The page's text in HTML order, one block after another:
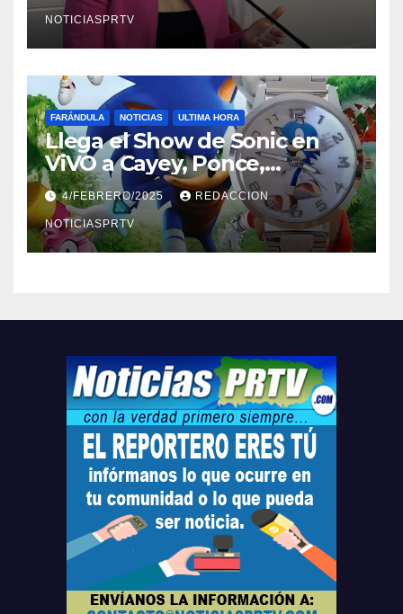
NOTICIASPRTV
FARÁNDULA NOTICIAS ULTIMA HORA
Llega el Show de Sonic en
ViVO a Cayey, Ponce,
Barceloneta y Humacao,
Relojes gratis para el que
compre ahora….
4/FEBRERO/2025 REDACCION
NOTICIASPRTV